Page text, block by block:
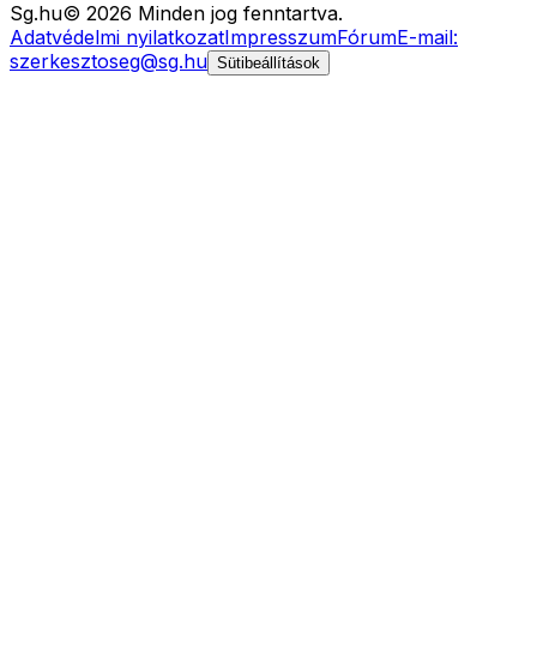
Sg.hu© 2026 Minden jog fenntartva.
Adatvédelmi nyilatkozatImpresszumFórumE-mail:
szerkesztoseg@sg.hu Sütibeállítások